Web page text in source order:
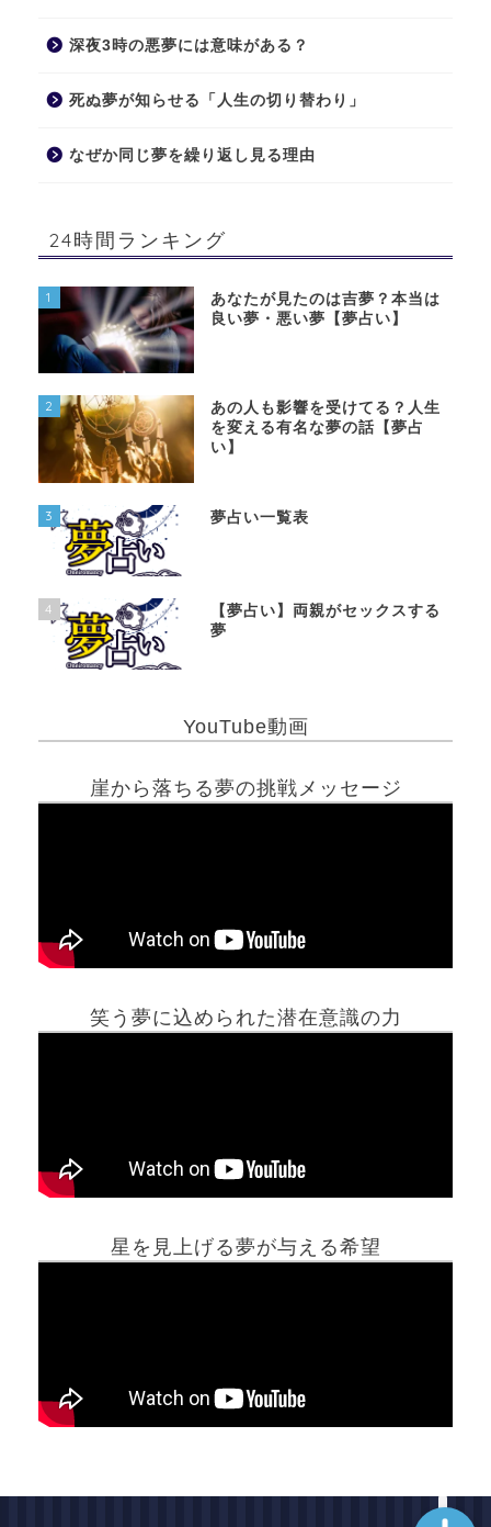
深夜3時の悪夢には意味がある？
死ぬ夢が知らせる「人生の切り替わり」
なぜか同じ夢を繰り返し見る理由
24時間ランキング
1
あなたが見たのは吉夢？本当は
良い夢・悪い夢【夢占い】
2
あの人も影響を受けてる？人生
を変える有名な夢の話【夢占
い】
3 夢占い一覧表
4
【夢占い】両親がセックスする
夢
YouTube動画
崖から落ちる夢の挑戦メッセージ
笑う夢に込められた潜在意識の力
星を見上げる夢が与える希望
ホーム
最新記事動画